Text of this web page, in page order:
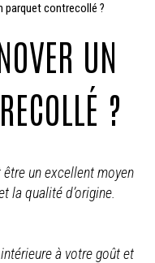
parquet contrecollé ?
UN
?
un excellent moyen
la qualité d’origine.
à votre goût et